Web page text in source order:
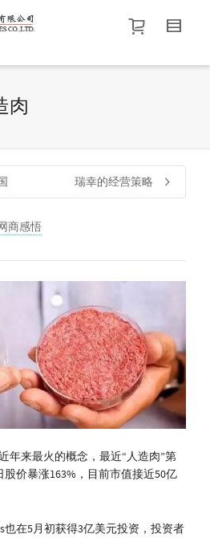
衫尺码
价格介于
肉
瑞幸的经营策略
商感悟
年来最火的概念，最近“人造肉”第
股价暴涨163%，目前市值接近50亿
也在5月初获得3亿美元投资，投资者